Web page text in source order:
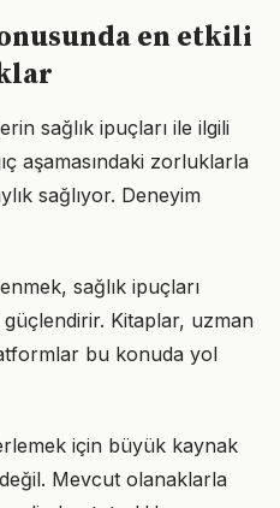
en etkili
sağlık ipuçları ile ilgili
aşamasındaki zorluklarla
sağlıyor. Deneyim
sağlık ipuçları
güçlendirir. Kitaplar, uzman
bu konuda yol
için büyük kaynak
Mevcut olanaklarla